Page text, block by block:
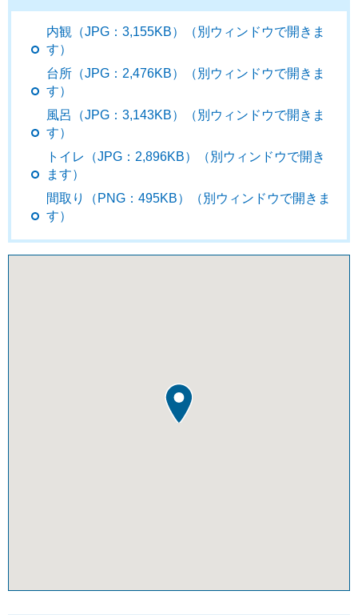
内観（JPG：3,155KB）（別ウィンドウで開きま
す）
台所（JPG：2,476KB）（別ウィンドウで開きま
す）
風呂（JPG：3,143KB）（別ウィンドウで開きま
す）
トイレ（JPG：2,896KB）（別ウィンドウで開き
ます）
間取り（PNG：495KB）（別ウィンドウで開きま
す）